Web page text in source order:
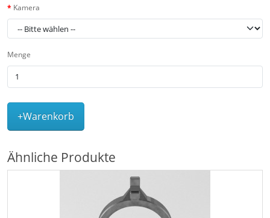
Kamera
Menge
+Warenkorb
Ähnliche Produkte